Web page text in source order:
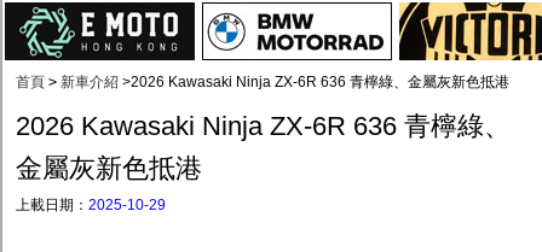
首頁 > 新車介紹 >2026 Kawasaki Ninja ZX-6R 636 青檸綠、金屬灰新色抵港
2026 Kawasaki Ninja ZX-6R 636 青檸綠、
金屬灰新色抵港
上載日期： 2025-10-29